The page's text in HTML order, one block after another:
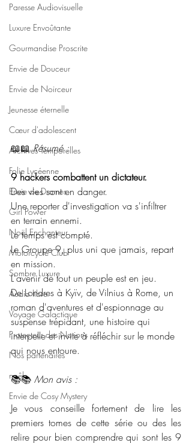
Paresse Audiovisuelle
Luxure Envoûtante
Gourmandise Proscrite
Envie de Douceur
Envie de Noirceur
Jeunesse éternelle
Cœur d'adolescent
Archives Temporelles
Folie Lycéenne
Envie de Drames
Girl Power
Noël Enchanteur
Motorcycle Club
Sombre Luxure
Audio libre
Voyage Galactique
Protecteur des Nations
Nos partenaires
noêl
Envie de Cosy Mystery
📖📖 Résumé :
9 hackers combattent un dictateur.
Des vies sont en danger.
Une reporter d'investigation va s'infiltrer
en terrain ennemi.
Le temps est compté.
Le Groupe 9, plus uni que jamais, repart
en mission.
L'avenir de tout un peuple est en jeu.
De Londres à Kyïv, de Vilnius à Rome, un
roman d'aventures et d'espionnage au
suspense trépidant, une histoire qui
interpelle et invite à réfléchir sur le monde
qui nous entoure.
📚📚 Mon avis :
Je vous conseille fortement de lire les
premiers tomes de cette série ou des les
relire pour bien comprendre qui sont les 9